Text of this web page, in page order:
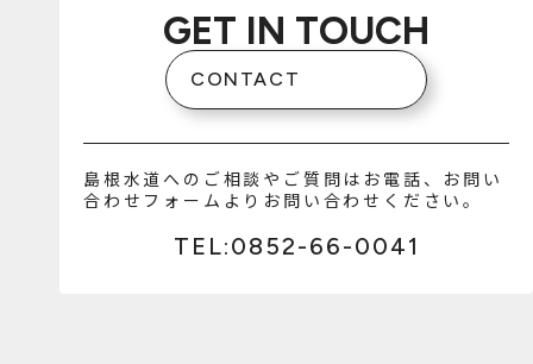
GET IN TOUCH
CONTACT
島根水道へのご相談やご質問はお電話、お問い
合わせフォームよりお問い合わせください。
TEL:0852-66-0041